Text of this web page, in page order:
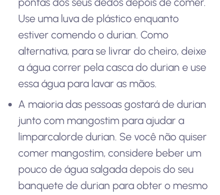
Use uma luva de plástico enquanto
estiver comendo o durian. Como
alternativa, para se livrar do cheiro, deixe
a água correr pela casca do durian e use
essa água para lavar as mãos.
A maioria das pessoas gostará de durian
junto com mangostim para ajudar a
limparcalorde durian. Se você não quiser
comer mangostim, considere beber um
pouco de água salgada depois do seu
banquete de durian para obter o mesmo